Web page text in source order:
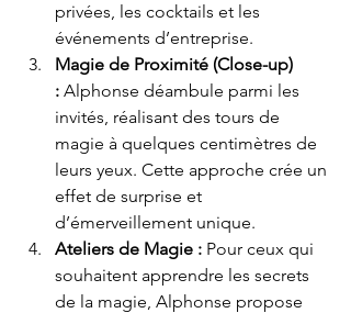
privées, les cocktails et les
événements d’entreprise.
Magie de Proximité (Close-up)
: Alphonse déambule parmi les
invités, réalisant des tours de
magie à quelques centimètres de
leurs yeux. Cette approche crée un
effet de surprise et
d’émerveillement unique.
Ateliers de Magie : Pour ceux qui
souhaitent apprendre les secrets
de la magie, Alphonse propose